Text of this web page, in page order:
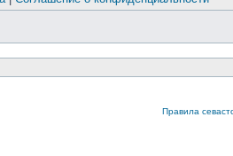
Правила